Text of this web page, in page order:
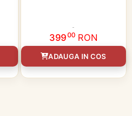
39900 RON
ADAUGA IN COS